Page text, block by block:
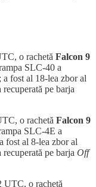
o rachetă Falcon 9
SLC-40 a
fost al 18-lea zbor al
pe barja
o rachetă Falcon 9
SLC-4E a
fost al 8-lea zbor al
pe barja Off
UTC, o rachetă